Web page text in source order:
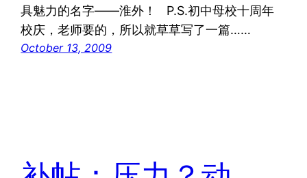
具魅力的名字——淮外！ P.S.初中母校十周年
校庆，老师要的，所以就草草写了一篇……
October 13, 2009